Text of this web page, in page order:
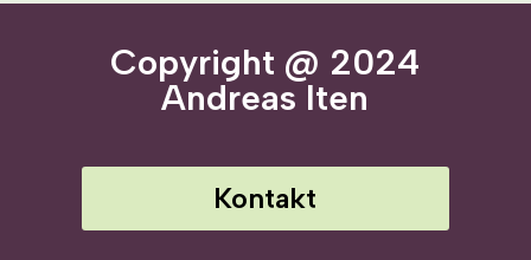
Copyright @ 2024
Andreas Iten
Kontakt